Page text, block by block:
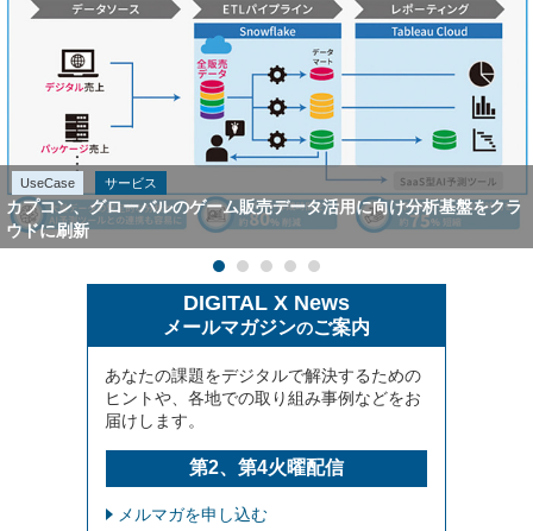
UseCase サービス
カプコン、グローバルのゲーム販売データ活用に向け分析基盤をクラ
ウドに刷新
DIGITAL X News
メールマガジンのご案内
あなたの課題をデジタルで解決するための
ヒントや、各地での取り組み事例などをお
届けします。
第2、第4火曜配信
メルマガを申し込む